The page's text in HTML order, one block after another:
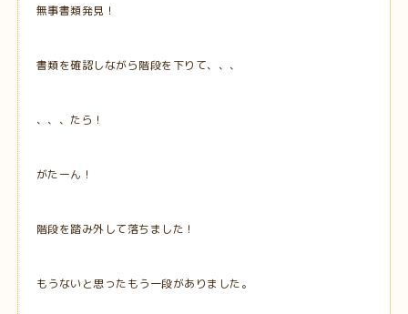
無事書類発見！
書類を確認しながら階段を下りて、、、
、、、たら！
がたーん！
階段を踏み外して落ちました！
もうないと思ったもう一段がありました。